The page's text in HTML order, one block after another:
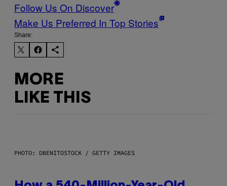
Follow Us On Discover
Make Us Preferred In Top Stories
Share:
MORE
LIKE THIS
PHOTO: DBENITOSTOCK / GETTY IMAGES